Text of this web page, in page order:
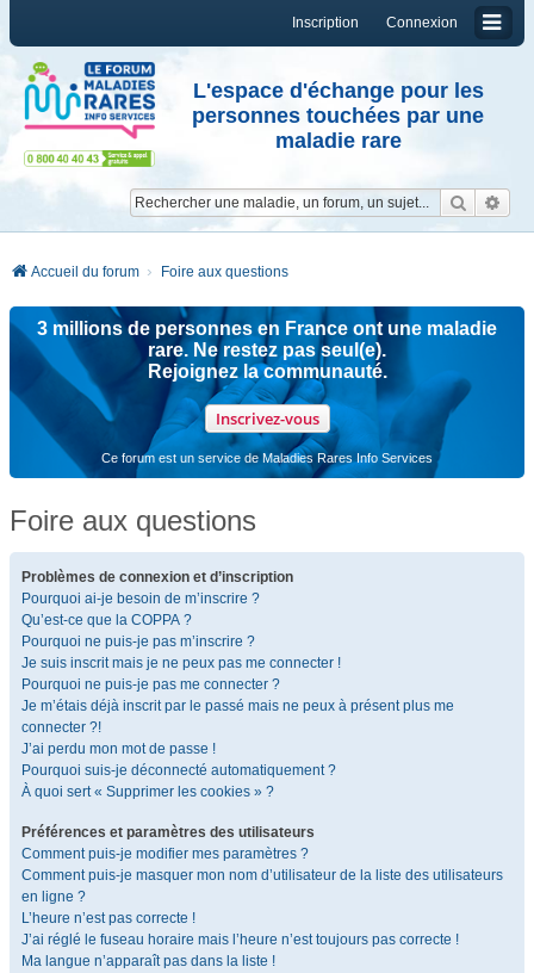
Connexion
Inscription
L'espace d'échange pour les
personnes touchées par une
maladie rare
Accueil du forum Foire aux questions
3 millions de personnes en France ont une maladie
rare. Ne restez pas seul(e).
Rejoignez la communauté.
Inscrivez-vous
Ce forum est un service de Maladies Rares Info Services
Foire aux questions
Problèmes de connexion et d’inscription
Pourquoi ai-je besoin de m’inscrire ?
Qu’est-ce que la COPPA ?
Pourquoi ne puis-je pas m’inscrire ?
Je suis inscrit mais je ne peux pas me connecter !
Pourquoi ne puis-je pas me connecter ?
Je m’étais déjà inscrit par le passé mais ne peux à présent plus me
connecter ?!
J’ai perdu mon mot de passe !
Pourquoi suis-je déconnecté automatiquement ?
À quoi sert « Supprimer les cookies » ?
Préférences et paramètres des utilisateurs
Comment puis-je modifier mes paramètres ?
Comment puis-je masquer mon nom d’utilisateur de la liste des utilisateurs
en ligne ?
L’heure n’est pas correcte !
J’ai réglé le fuseau horaire mais l’heure n’est toujours pas correcte !
Ma langue n’apparaît pas dans la liste !